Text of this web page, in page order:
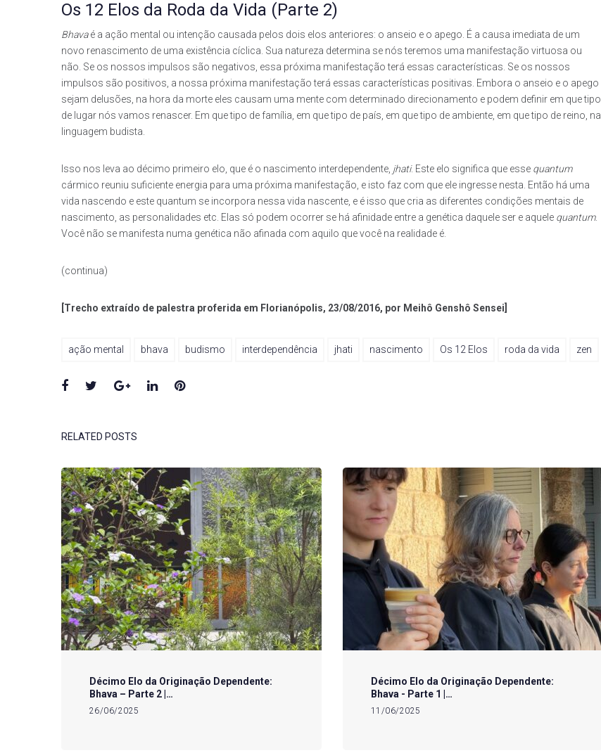
Os 12 Elos da Roda da Vida (Parte 2)
Bhavaé a ação mental ou intenção causada pelos dois elos anteriores: o anseio e o apego. É a causa imediata de um
novo renascimento de uma existência cíclica. Sua natureza determina se nós teremos uma manifestação virtuosa ou
não. Se os nossos impulsos são negativos, essa próxima manifestação terá essas características. Se os nossos
impulsos são positivos, a nossa próxima manifestação terá essas características positivas. Embora o anseio e o apego
sejam delusões, na hora da morte eles causam uma mente com determinado direcionamento e podem definir em que tipo
de lugar nós vamos renascer. Em que tipo de família, em que tipo de país, em que tipo de ambiente, em que tipo de reino, na
linguagem budista.
Isso nos leva ao décimo primeiro elo, que é o nascimento interdependente, jhati. Este elo significa que esse quantum
cármico reuniu suficiente energia para uma próxima manifestação, e isto faz com que ele ingresse nesta. Então há uma
vida nascendo e este quantum se incorpora nessa vida nascente, e é isso que cria as diferentes condições mentais de
nascimento, as personalidades etc. Elas só podem ocorrer se há afinidade entre a genética daquele ser e aquele quantum.
Você não se manifesta numa genética não afinada com aquilo que você na realidade é.
(continua)
[Trecho extraído de palestra proferida em Florianópolis, 23/08/2016, por Meihô Genshô Sensei]
ação mental bhava budismo interdependência jhati nascimento Os 12 Elos roda da vida zen
Facebook
TwitterGoogle+LinkedInPinterest
RELATED POSTS
Décimo Elo da Originação Dependente:
Bhava – Parte 2 |…
26/06/2025
Décimo Elo da Originação Dependente:
Bhava - Parte 1 |…
11/06/2025